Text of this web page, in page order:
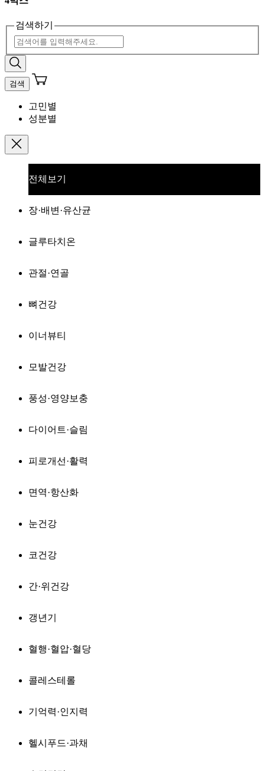
검색하기
검색
고민별
성분별
전체보기
장·배변·유산균
글루타치온
관절·연골
뼈건강
이너뷰티
모발건강
풍성·영양보충
다이어트·슬림
피로개선·활력
면역·항산화
눈건강
코건강
간·위건강
갱년기
혈행·혈압·혈당
콜레스테롤
기억력·인지력
헬시푸드·과채